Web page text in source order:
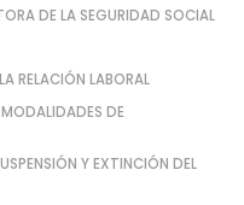
DE LA SEGURIDAD SOCIAL
RELACIÓN LABORAL
DE
Y EXTINCIÓN DEL